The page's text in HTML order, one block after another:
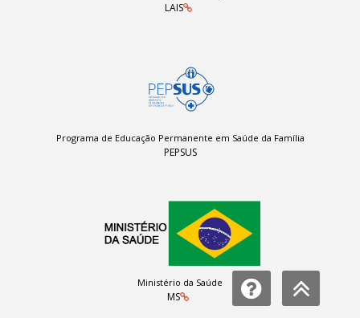
LAIS
Programa de Educação Permanente em Saúde da Família
PEPSUS
Ministério da Saúde
MS